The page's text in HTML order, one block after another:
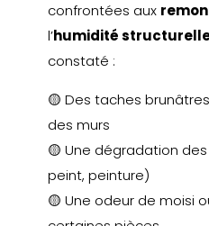
confrontées aux
l’humidité
constaté :
🟡 Des taches
des murs
🟡 Une dégradation
peint, peinture)
🟡 Une odeur de moisi